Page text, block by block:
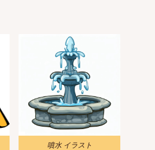
噴水 イラスト